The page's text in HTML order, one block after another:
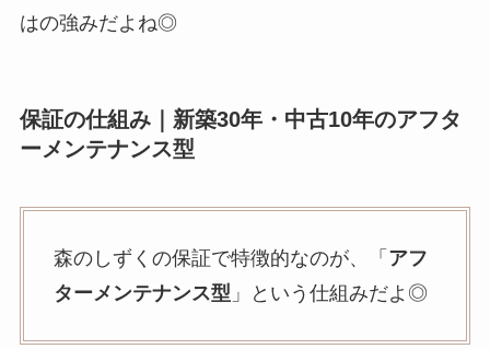
はの強みだよね◎
保証の仕組み｜新築30年・中古10年のアフタ
ーメンテナンス型
森のしずくの保証で特徴的なのが、「 アフ
ターメンテナンス型 」という仕組みだよ◎